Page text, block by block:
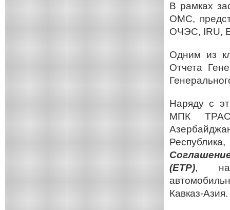
В рамках
ОМС,
ОЧЭС, IRU,
Одним из
Отчета
Наряду с
МПК
(ЕТР),
Кавказ-Азия.